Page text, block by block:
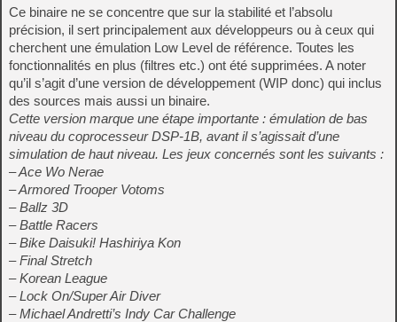
Ce binaire ne se concentre que sur la stabilité et l’absolu
précision, il sert principalement aux développeurs ou à ceux qui
cherchent une émulation Low Level de référence. Toutes les
fonctionnalités en plus (filtres etc.) ont été supprimées. A noter
qu’il s’agit d’une version de développement (WIP donc) qui inclus
des sources mais aussi un binaire.
Cette version marque une étape importante : émulation de bas
niveau du coprocesseur DSP-1B, avant il s’agissait d’une
simulation de haut niveau. Les jeux concernés sont les suivants :
– Ace Wo Nerae
– Armored Trooper Votoms
– Ballz 3D
– Battle Racers
– Bike Daisuki! Hashiriya Kon
– Final Stretch
– Korean League
– Lock On/Super Air Diver
– Michael Andretti’s Indy Car Challenge